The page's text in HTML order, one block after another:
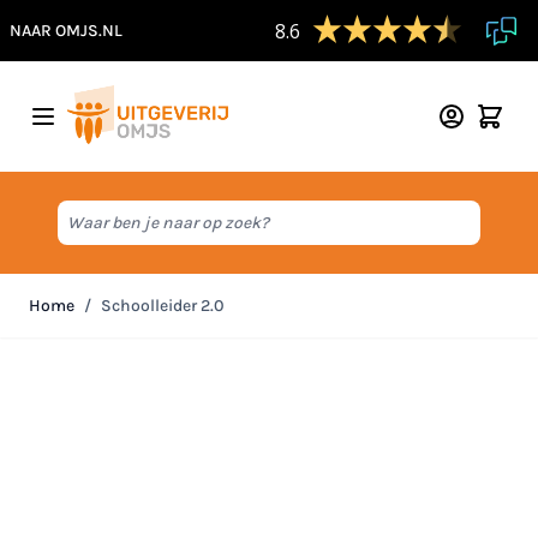
NAAR OMJS.NL 8.6
Waar ben je naar op zoek?
Home / Schoolleider 2.0